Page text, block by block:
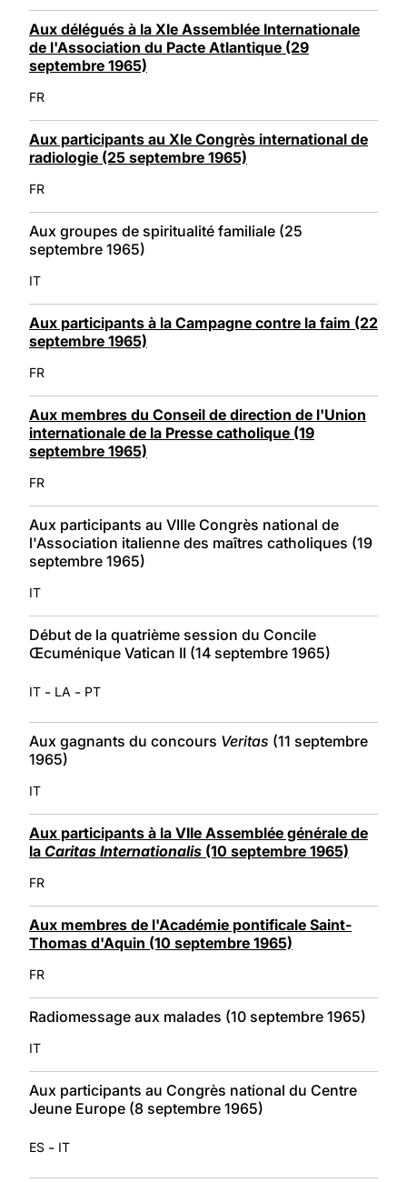
Aux délégués à la XIe Assemblée Internationale
de l'Association du Pacte Atlantique (29
septembre 1965)
FR
Aux participants au XIe Congrès international de
radiologie (25 septembre 1965)
FR
Aux groupes de spiritualité familiale (25
septembre 1965)
IT
Aux participants à la Campagne contre la faim (22
septembre 1965)
FR
Aux membres du Conseil de direction de l'Union
internationale de la Presse catholique (19
septembre 1965)
FR
Aux participants au VIIIe Congrès national de
l'Association italienne des maîtres catholiques (19
septembre 1965)
IT
Début de la quatrième session du Concile
Œcuménique Vatican II (14 septembre 1965)
IT - LA - PT
Aux gagnants du concours Veritas (11 septembre
1965)
IT
Aux participants à la VIIe Assemblée générale de
la Caritas Internationalis (10 septembre 1965)
FR
Aux membres de l'Académie pontificale Saint-
Thomas d'Aquin (10 septembre 1965)
FR
Radiomessage aux malades (10 septembre 1965)
IT
Aux participants au Congrès national du Centre
Jeune Europe (8 septembre 1965)
ES - IT